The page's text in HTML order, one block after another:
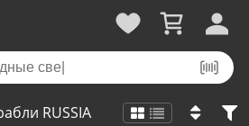
RUSSIA